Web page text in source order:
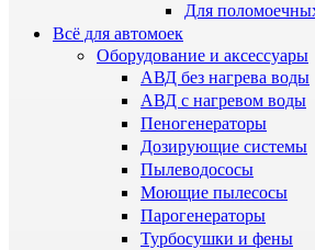
Для
Всё для автомоек
Оборудование и аксессуары
АВД без нагрева воды
АВД с нагревом воды
Пеногенераторы
Дозирующие системы
Пылеводососы
Моющие пылесосы
Парогенераторы
Турбосушки и фены